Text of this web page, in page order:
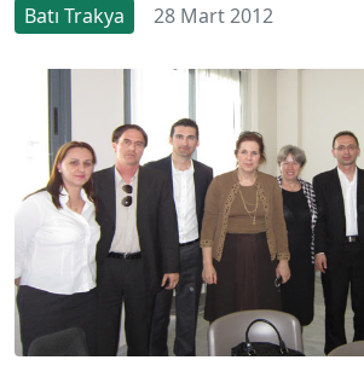
Batı Trakya 28 Mart 2012